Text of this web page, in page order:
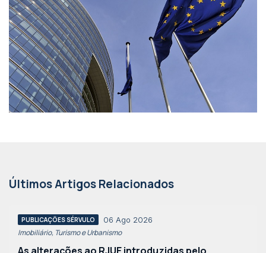
Últimos Artigos Relacionados
PUBLICAÇÕES SÉRVULO 06 Ago 2026
Imobiliário, Turismo e Urbanismo